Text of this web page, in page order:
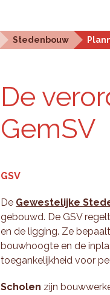
Stedenbouw
De
GemSV
GSV
De Gewestelijke
gebouwd. De GSV
en de ligging. Ze
bouwhoogte en de
toegankelijkheid voor
Scholen zijn